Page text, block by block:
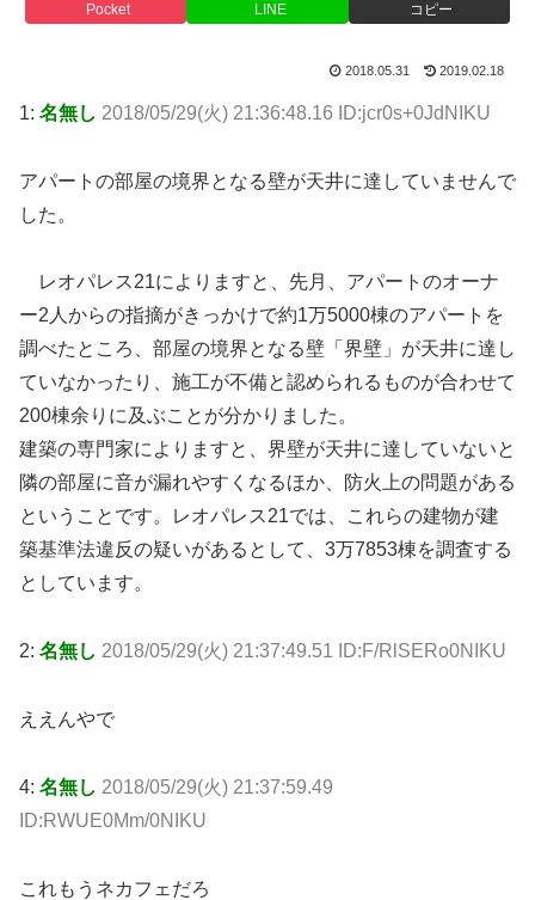
Pocket LINE コピー
2018.05.31 2019.02.18
1: 名無し 2018/05/29(火) 21:36:48.16 ID:jcr0s+0JdNIKU
アパートの部屋の境界となる壁が天井に達していませんで
した。
レオパレス21によりますと、先月、アパートのオーナ
ー2人からの指摘がきっかけで約1万5000棟のアパートを
調べたところ、部屋の境界となる壁「界壁」が天井に達し
ていなかったり、施工が不備と認められるものが合わせて
200棟余りに及ぶことが分かりました。
建築の専門家によりますと、界壁が天井に達していないと
隣の部屋に音が漏れやすくなるほか、防火上の問題がある
ということです。レオパレス21では、これらの建物が建
築基準法違反の疑いがあるとして、3万7853棟を調査する
としています。
2: 名無し 2018/05/29(火) 21:37:49.51 ID:F/RlSERo0NIKU
ええんやで
4: 名無し 2018/05/29(火) 21:37:59.49
ID:RWUE0Mm/0NIKU
これもうネカフェだろ